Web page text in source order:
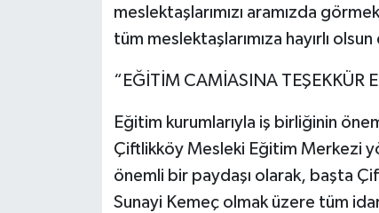
meslektaşlarımızı aramızda
tüm meslektaşlarımıza hayırlı
“EĞİTİM CAMİASINA TEŞEKKÜR
Eğitim kurumlarıyla iş birliğinin
Çiftlikköy Mesleki Eğitim Merkezi
önemli bir paydaşı olarak, başta
Sunayi Kemeç olmak üzere tüm